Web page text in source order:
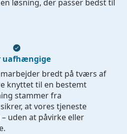
løsning, der passer bedst til
uafhængige
bredt på tværs af
knyttet til en bestemt
stammer fra
at vores tjeneste
uden at påvirke eller